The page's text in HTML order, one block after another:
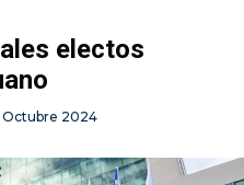
electos
Octubre 2024